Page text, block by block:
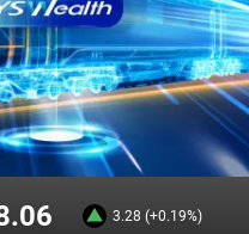
3.28 (+0.19%)